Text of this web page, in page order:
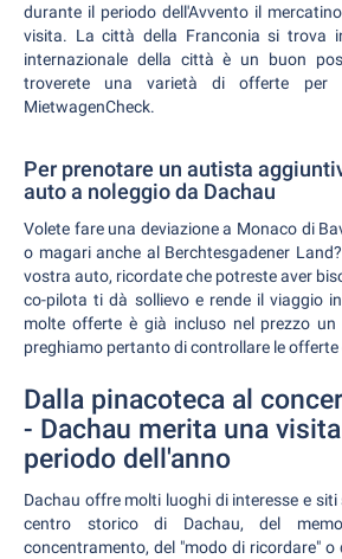
durante il periodo dell'Avvento il
visita. La città della Franconia si trova
internazionale della città è un buon
troverete una varietà di offerte per
MietwagenCheck.
Per prenotare un autista
auto a noleggio da Dachau
Volete fare una deviazione a Monaco di
o magari anche al Berchtesgadener
vostra auto, ricordate che potreste aver
co-pilota ti dà sollievo e rende il viaggio
molte offerte è già incluso nel prezzo
preghiamo pertanto di controllare le
Dalla pinacoteca al
- Dachau merita una
periodo dell'anno
Dachau offre molti luoghi di interesse e
centro storico di Dachau, del
concentramento, del "modo di ricordare" o